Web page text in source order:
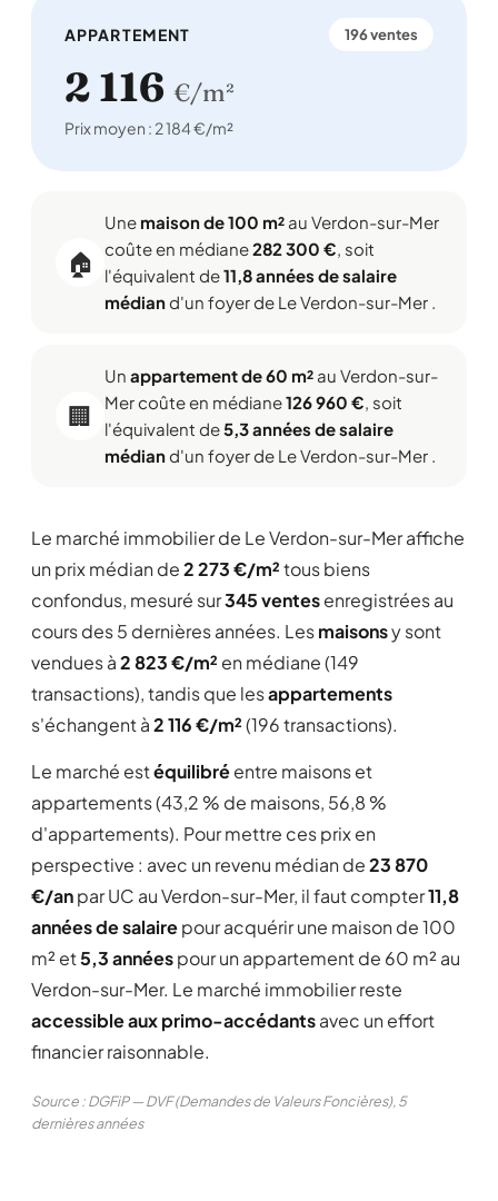
APPARTEMENT 196 ventes
2 116 €/m²
Prix moyen : 2 184 €/m²
🏠
Une maison de 100 m² au Verdon-sur-Mer
coûte en médiane282 300 €, soit
l'équivalent de11,8 années de salaire
médiand'un foyer de Le Verdon-sur-Mer .
🏢
Un appartement de 60 m² au Verdon-sur-
Mer coûte en médiane126 960 €, soit
l'équivalent de5,3 années de salaire
médiand'un foyer de Le Verdon-sur-Mer .
Le marché immobilier de Le Verdon-sur-Mer affiche
un prix médian de2 273 €/m²tous biens
confondus, mesuré sur345 ventesenregistrées au
cours des 5 dernières années. Lesmaisonsy sont
vendues à2 823 €/m² en médiane (149
transactions), tandis que lesappartements
s'échangent à2 116 €/m²(196 transactions).
Le marché estéquilibréentre maisons et
appartements (43,2 % de maisons, 56,8 %
d'appartements). Pour mettre ces prix en
perspective : avec un revenu médian de23 870
€/anpar UC au Verdon-sur-Mer, il faut compter11,8
années de salairepour acquérir une maison de 100
m² et5,3 annéespour un appartement de 60 m² au
Verdon-sur-Mer. Le marché immobilier reste
accessible aux primo-accédantsavec un effort
financier raisonnable.
Source : DGFiP — DVF (Demandes de Valeurs Foncières), 5
dernières années